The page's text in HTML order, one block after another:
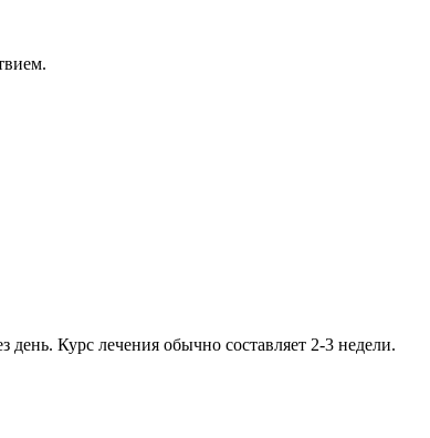
Курс лечения обычно составляет 2-3 недели.